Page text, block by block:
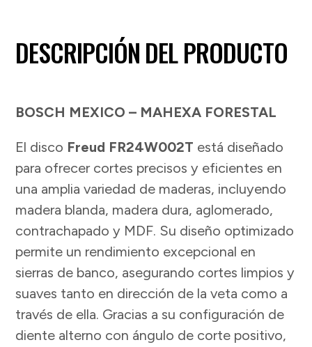
DESCRIPCIÓN DEL PRODUCTO
BOSCH MEXICO – MAHEXA FORESTAL
El disco Freud FR24W002T está diseñado
para ofrecer cortes precisos y eficientes en
una amplia variedad de maderas, incluyendo
madera blanda, madera dura, aglomerado,
contrachapado y MDF. Su diseño optimizado
permite un rendimiento excepcional en
sierras de banco, asegurando cortes limpios y
suaves tanto en dirección de la veta como a
través de ella. Gracias a su configuración de
diente alterno con ángulo de corte positivo,